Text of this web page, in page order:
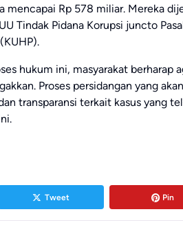
mencapai Rp 578 miliar. Mereka
Tindak Pidana Korupsi juncto
hukum ini, masyarakat berharap
Proses persidangan yang
transparansi terkait kasus yang
Tweet Pin